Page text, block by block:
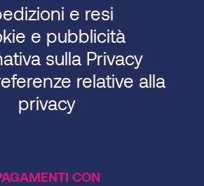
e resi
e pubblicità
sulla Privacy
relative alla
privacy
CON